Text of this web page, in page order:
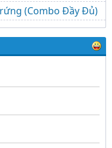
(Combo Đầy Đủ)